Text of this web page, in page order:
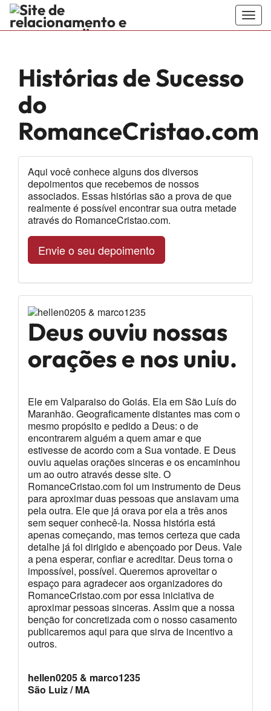
encontre o
seu divino
amor no site
de namoro
sério e
encontros
evangélicos
feito para
quem
procura um
amor em
Cristo.
Histórias de Sucesso
do
RomanceCristao.com
Aqui você conhece alguns dos diversos
depoimentos que recebemos de nossos
associados. Essas histórias são a prova de que
realmente é possível encontrar sua outra metade
através do RomanceCristao.com.
Envie o seu depoimento
Deus ouviu nossas
orações e nos uniu.
Ele em Valparaiso do Goiás. Ela em São Luís do
Maranhão. Geograficamente distantes mas com o
mesmo propósito e pedido a Deus: o de
encontrarem alguém a quem amar e que
estivesse de acordo com a Sua vontade. E Deus
ouviu aquelas orações sinceras e os encaminhou
um ao outro através desse site. O
RomanceCristao.com foi um instrumento de Deus
para aproximar duas pessoas que ansiavam uma
pela outra. Ele que já orava por ela a três anos
sem sequer conhecê-la. Nossa história está
apenas começando, mas temos certeza que cada
detalhe já foi dirigido e abençoado por Deus. Vale
a pena esperar, confiar e acreditar. Deus torna o
impossível, possível. Queremos aproveitar o
espaço para agradecer aos organizadores do
RomanceCristao.com por essa iniciativa de
aproximar pessoas sinceras. Assim que a nossa
benção for concretizada com o nosso casamento
publicaremos aqui para que sirva de incentivo a
outros.
hellen0205 & marco1235
São Luiz / MA